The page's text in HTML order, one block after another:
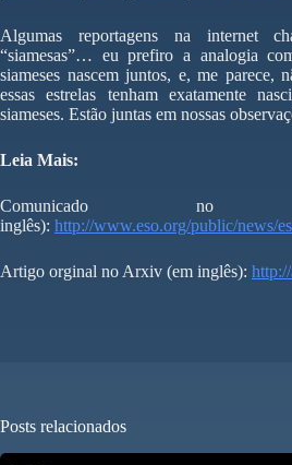
Algumas reportagens na internet
“siamesas”… eu prefiro a analogia
siameses nascem juntos, e, me parece,
essas estrelas tenham exatamente
siameses. Estão juntas em nossas
Leia Mais:
Comunicado
inglês): http://www.eso.org/public/news/
Artigo orginal no Arxiv (em inglês):
Posts relacionados